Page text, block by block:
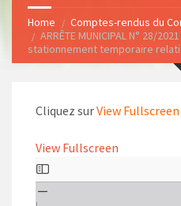
Home
Comptes-rendus du
ARRÊTE MUNICIPAL N° 28/
stationnement temporaire
Cliquez surView Fullscreen
View Fullscreen